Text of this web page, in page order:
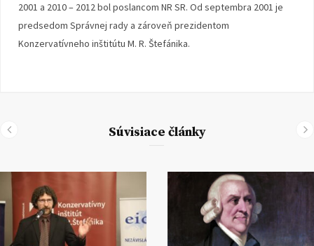
2001 a 2010 – 2012 bol poslancom NR SR. Od septembra 2001 je
predsedom Správnej rady a zároveň prezidentom
Konzervatívneho inštitútu M. R. Štefánika.
Súvisiace články